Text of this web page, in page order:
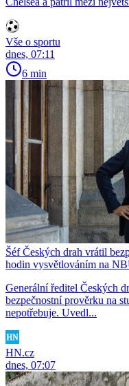
Vše o sportu
dnes, 07:11
6 min
Šéf Českých drah vrátil
hodin vysvětlováním na
Generální ředitel Českých
bezpečnostní prověrku na
nepotřebuje. Uvedl...
HN.cz
dnes, 07:07